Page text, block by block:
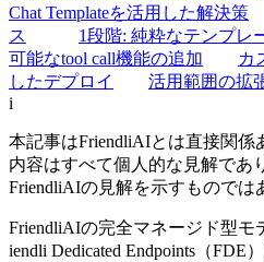
Chat Templateを活用した解決策
ス
1段階: 純粋なテンプレ
可能なtool call機能の追加
カ
したデプロイ
活用範囲の拡
i
本記事はFriendliAIとは直接関係
内容はすべて個人的な見解であ
FriendliAIの見解を示すものでは
FriendliAIの完全マネージド型モ
iendli Dedicated Endpoints（FDE）